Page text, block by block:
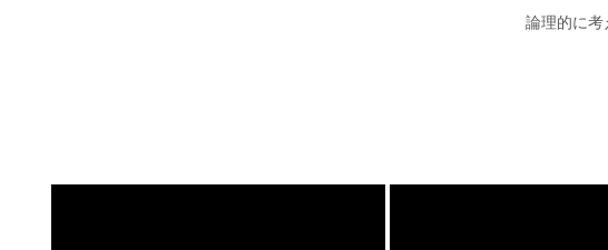
論理的に考